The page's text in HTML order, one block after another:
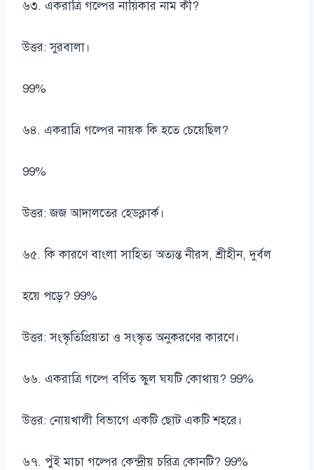
৬৩. একরাত্রি গল্পের নায়িকার নাম কী?
উত্তর: সুরবালা।
99%
৬৪. একরাত্রি গল্পের নায়ক কি হতে চেয়েছিল?
99%
উত্তর: জজ আদালতের হেডক্লার্ক।
৬৫. কি কারণে বাংলা সাহিত্য অত্যন্ত নীরস, শ্রীহীন, দুর্বল
হয়ে পড়ে? 99%
উত্তর: সংস্কৃতিপ্রিয়তা ও সংস্কৃত অনুকরণের কারণে।
৬৬. একরাত্রি গল্পে বর্ণিত স্কুল ঘযটি কোথায়? 99%
উত্তর: নোয়খালী বিভাগে একটি ছোট একটি শহরে।
৬৭. পুঁই মাচা গল্পের কেন্দ্রীয় চরিত্র কোনটি? 99%